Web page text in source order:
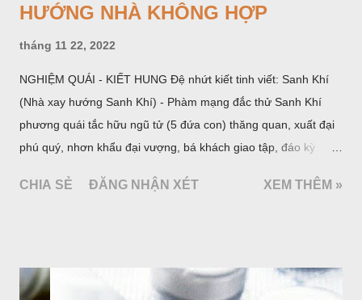
HƯỚNG NHÀ KHÔNG HỢP
tháng 11 22, 2022
NGHIỆM QUÁI - KIẾT HUNG Đệ nhứt kiết tinh viết: Sanh Khí
(Nhà xay hướng Sanh Khí) - Phàm mạng đắc thử Sanh Khí
phương quái tắc hữu ngũ tử (5 đứa con) thăng quan, xuất đại
phú quý, nhơn khẩu đại vượng, bá khách giao tập, đáo kỳ
đại phát tài). Đệ nhị kiết tỉnh viết: Thiên Y (Nhà xay hướng
niên đắc tài. Đến các năm tháng Thìn, Tuất, Sửu, Mùi có tài.
CHIA SẺ ĐĂNG NHẬN XÉT XEM THÊM »